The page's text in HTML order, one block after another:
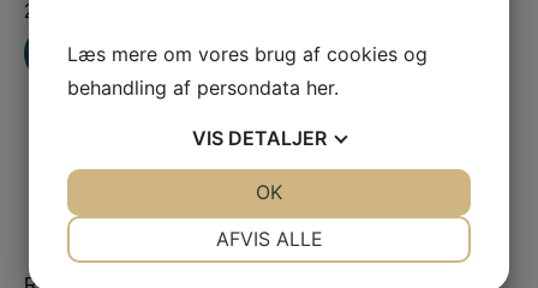
2012 på Tivoli Hotel i København. Eventen bestod...
LÆS MERE
Læs mere om vores brug af cookies og
behandling af persondata her.
VIS DETALJER
AFVIS ALLE
OK